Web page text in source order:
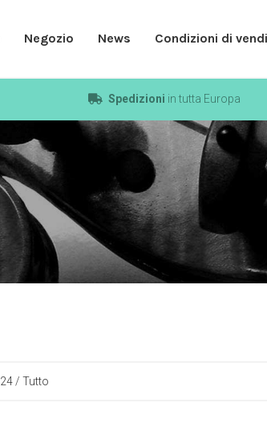
Negozio News Condizioni di
Spedizioni in tutta Europa
24 / Tutto